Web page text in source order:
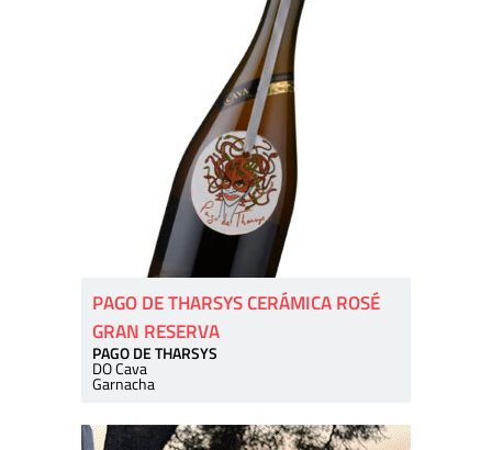
PAGO DE THARSYS CERÁMICA ROSÉ
GRAN RESERVA
PAGO DE THARSYS
DO Cava
Garnacha